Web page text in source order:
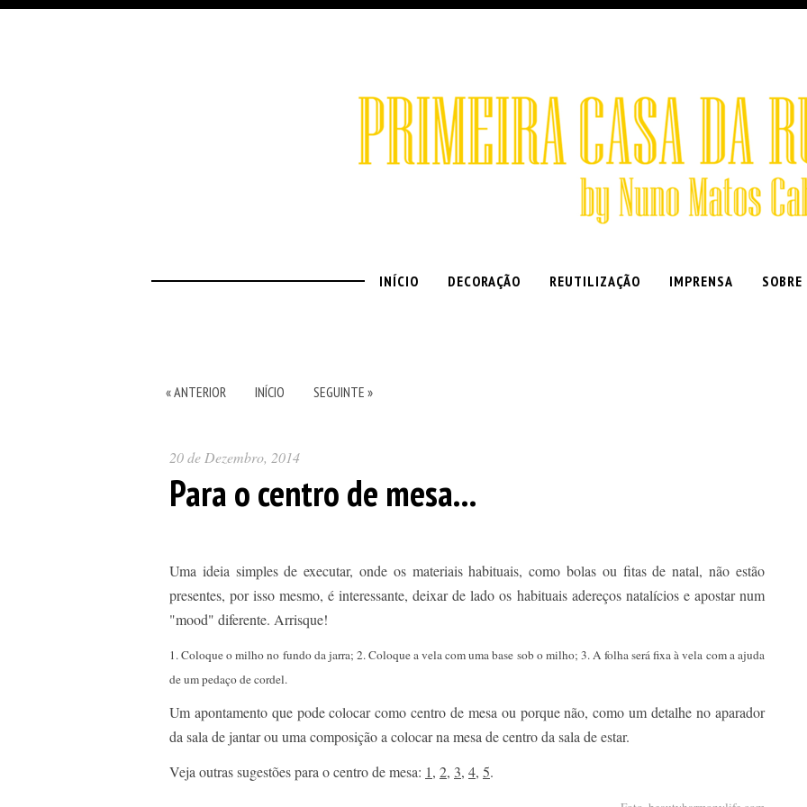
INÍCIO DECORAÇÃO REUTILIZAÇÃO IMPRENSA SOBRE
« ANTERIOR INÍCIO SEGUINTE »
20 de Dezembro, 2014
Para o centro de mesa...
Uma ideia simples de executar, onde os materiais habituais, como bolas ou fitas de natal, não estão
presentes, por isso mesmo, é interessante, deixar de lado os habituais adereços natalícios e apostar num
"mood" diferente. Arrisque!
1. Coloque o milho no fundo da jarra; 2. Coloque a vela com uma base sob o milho; 3. A folha será fixa à vela com a ajuda
de um pedaço de cordel.
Um apontamento que pode colocar como centro de mesa ou porque não, como um detalhe no aparador
da sala de jantar ou uma composição a colocar na mesa de centro da sala de estar.
Veja outras sugestões para o centro de mesa: 1, 2, 3, 4, 5.